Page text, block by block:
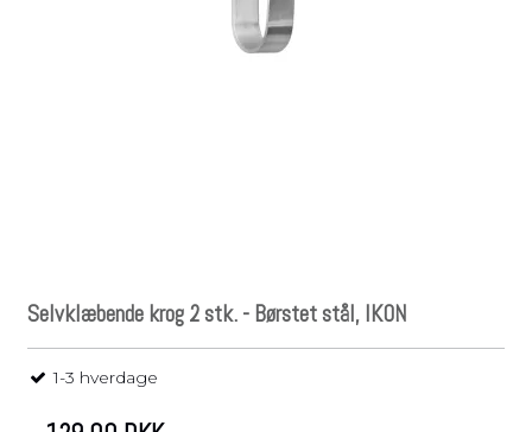
Selvklæbende krog 2 stk. - Børstet stål, IKON
1-3 hverdage